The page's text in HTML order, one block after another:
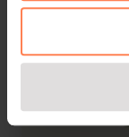
snoeien en
Knip in het
weg en snoei
boven de